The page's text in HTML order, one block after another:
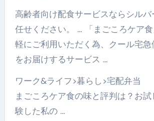
高齢者向け配食サービスならシル
任せください。 … 「まごころケア
軽にご利用いただく為、クール宅急
をお届けするサービス …
ワーク&ライフ>暮らし>宅配弁当
まごころケア食の味と評判は？お
験した私の …